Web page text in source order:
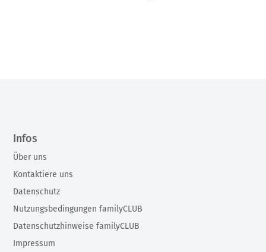
Infos
Über uns
Kontaktiere uns
Datenschutz
Nutzungsbedingungen familyCLUB
Datenschutzhinweise familyCLUB
Impressum